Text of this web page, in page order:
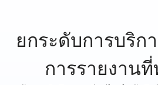
ยกระดับการบริก
การรายงาน